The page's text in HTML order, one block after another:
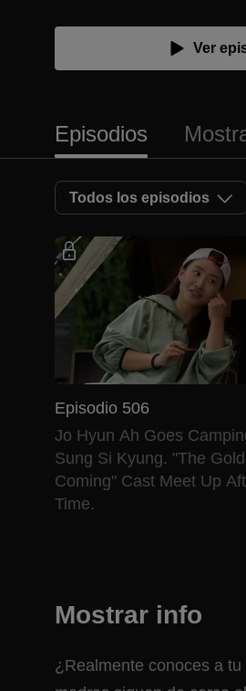
Ver
Episodios
Todos los episodios
Episodio 506
Jo Hyun Ah Goes
Sung Si Kyung. "The
Coming" Cast Meet Up
Time.
Mostrar info
¿Realmente conoces a